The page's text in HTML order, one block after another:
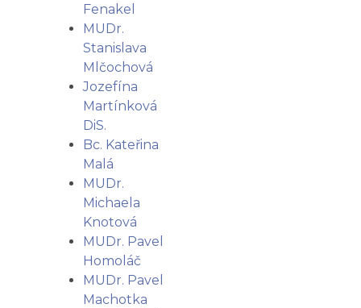
Fenakel
MUDr.
Stanislava
Mlčochová
Jozefína
Martínková
DiS.
Bc. Kateřina
Malá
MUDr.
Michaela
Knotová
MUDr. Pavel
Homoláč
MUDr. Pavel
Machotka